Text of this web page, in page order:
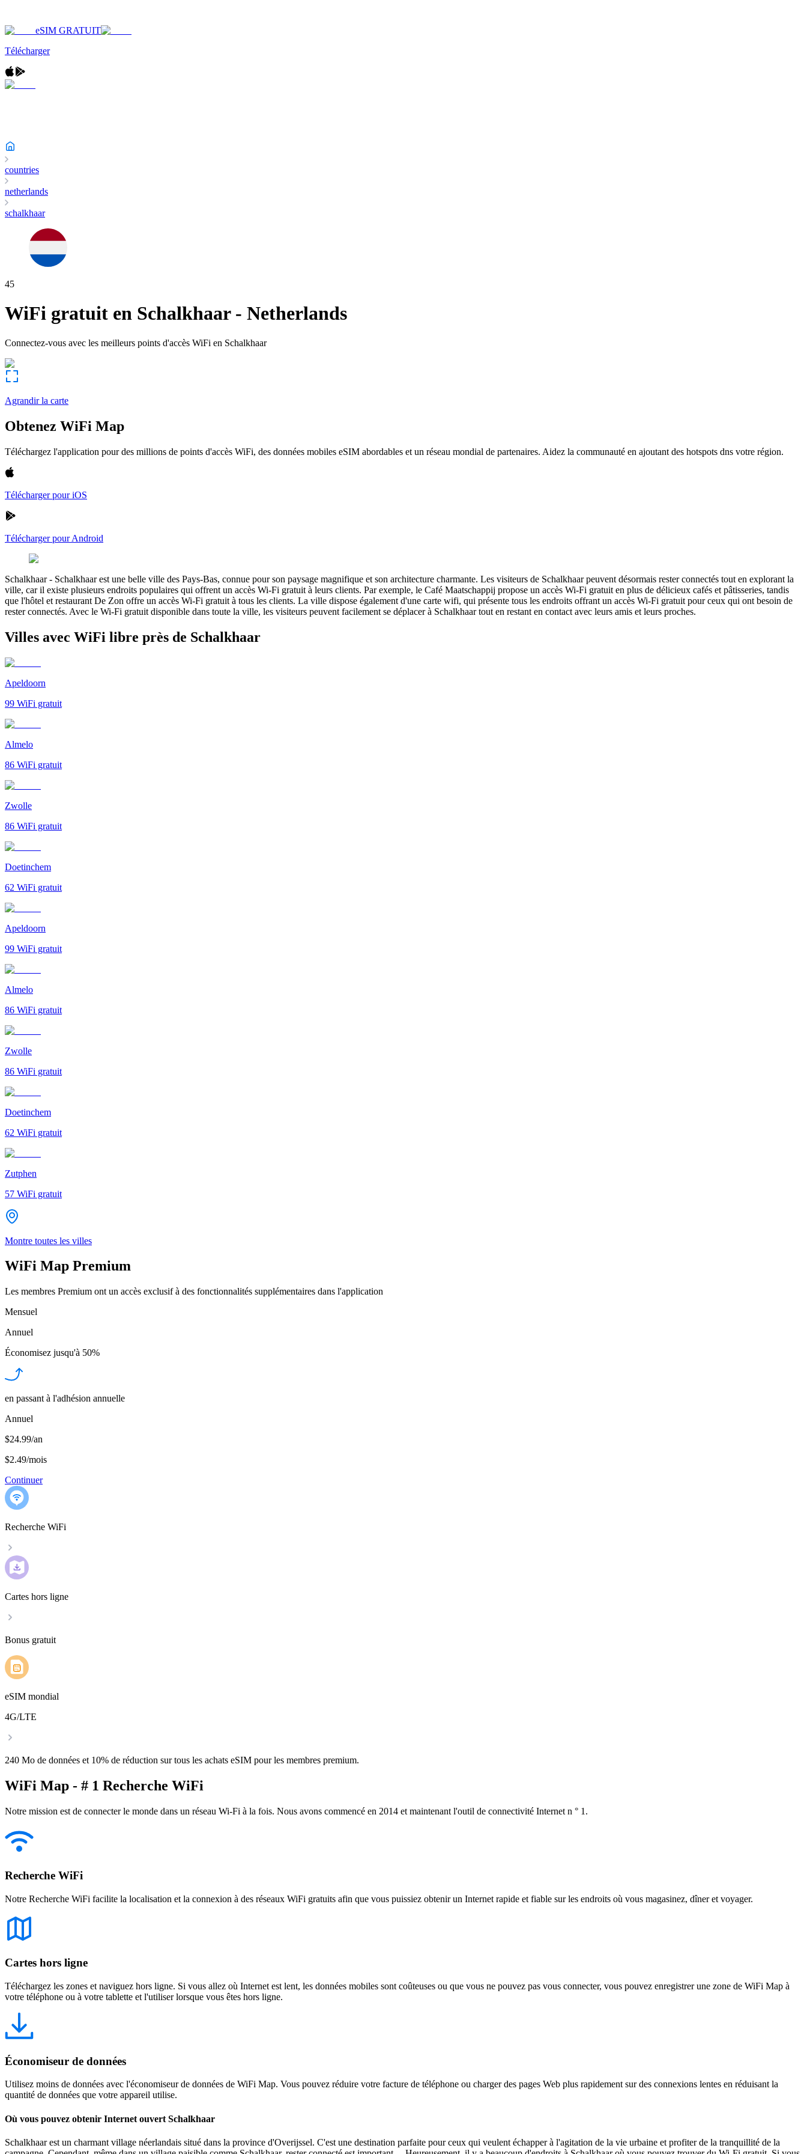
eSIM GRATUIT
Télécharger
countries
netherlands
schalkhaar
45
WiFi gratuit en Schalkhaar- Netherlands
Connectez-vous avec les meilleurs points d'accès WiFi en Schalkhaar
Agrandir la carte
Obtenez WiFi Map
Téléchargez l'application pour des millions de points d'accès WiFi, des données mobiles eSIM abordables et un réseau mondial de partenaires. Aidez la communauté en ajoutant des hotspots dns votre région.
Télécharger pour iOS
Télécharger pour Android
Schalkhaar- Schalkhaar est une belle ville des Pays-Bas, connue pour son paysage magnifique et son architecture charmante. Les visiteurs de Schalkhaar peuvent désormais rester connectés tout en explorant la
ville, car il existe plusieurs endroits populaires qui offrent un accès Wi-Fi gratuit à leurs clients. Par exemple, le Café Maatschappij propose un accès Wi-Fi gratuit en plus de délicieux cafés et pâtisseries, tandis
que l'hôtel et restaurant De Zon offre un accès Wi-Fi gratuit à tous les clients. La ville dispose également d'une carte wifi, qui présente tous les endroits offrant un accès Wi-Fi gratuit pour ceux qui ont besoin de
rester connectés. Avec le Wi-Fi gratuit disponible dans toute la ville, les visiteurs peuvent facilement se déplacer à Schalkhaar tout en restant en contact avec leurs amis et leurs proches.
Villes avec WiFi libre près de Schalkhaar
Apeldoorn
99 WiFi gratuit
Almelo
86 WiFi gratuit
Zwolle
86 WiFi gratuit
Doetinchem
62 WiFi gratuit
Apeldoorn
99 WiFi gratuit
Almelo
86 WiFi gratuit
Zwolle
86 WiFi gratuit
Doetinchem
62 WiFi gratuit
Zutphen
57 WiFi gratuit
Montre toutes les villes
WiFi Map Premium
Les membres Premium ont un accès exclusif à des fonctionnalités supplémentaires dans l'application
Mensuel
Annuel
Économisez jusqu'à 50%
en passant à l'adhésion annuelle
Annuel
$24.99/an
$2.49/mois
Continuer
Recherche WiFi
Cartes hors ligne
Bonus gratuit
eSIM mondial
4G/LTE
240 Mo de données et 10% de réduction sur tous les achats eSIM pour les membres premium.
WiFi Map - # 1 Recherche WiFi
Notre mission est de connecter le monde dans un réseau Wi-Fi à la fois. Nous avons commencé en 2014 et maintenant l'outil de connectivité Internet n ° 1.
Recherche WiFi
Notre Recherche WiFi facilite la localisation et la connexion à des réseaux WiFi gratuits afin que vous puissiez obtenir un Internet rapide et fiable sur les endroits où vous magasinez, dîner et voyager.
Cartes hors ligne
Téléchargez les zones et naviguez hors ligne. Si vous allez où Internet est lent, les données mobiles sont coûteuses ou que vous ne pouvez pas vous connecter, vous pouvez enregistrer une zone de WiFi Map à
votre téléphone ou à votre tablette et l'utiliser lorsque vous êtes hors ligne.
Économiseur de données
Utilisez moins de données avec l'économiseur de données de WiFi Map. Vous pouvez réduire votre facture de téléphone ou charger des pages Web plus rapidement sur des connexions lentes en réduisant la
quantité de données que votre appareil utilise.
Où vous pouvez obtenir Internet ouvert Schalkhaar
Schalkhaar est un charmant village néerlandais situé dans la province d'Overijssel. C'est une destination parfaite pour ceux qui veulent échapper à l'agitation de la vie urbaine et profiter de la tranquillité de la